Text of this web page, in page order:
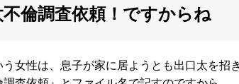
不倫調査依頼！ですからね
う女性は、息子が家に居ようとも出口太を招